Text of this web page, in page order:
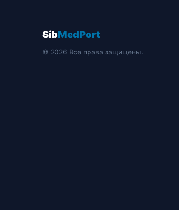
SibMedPort
© 2026 Все права защищены.